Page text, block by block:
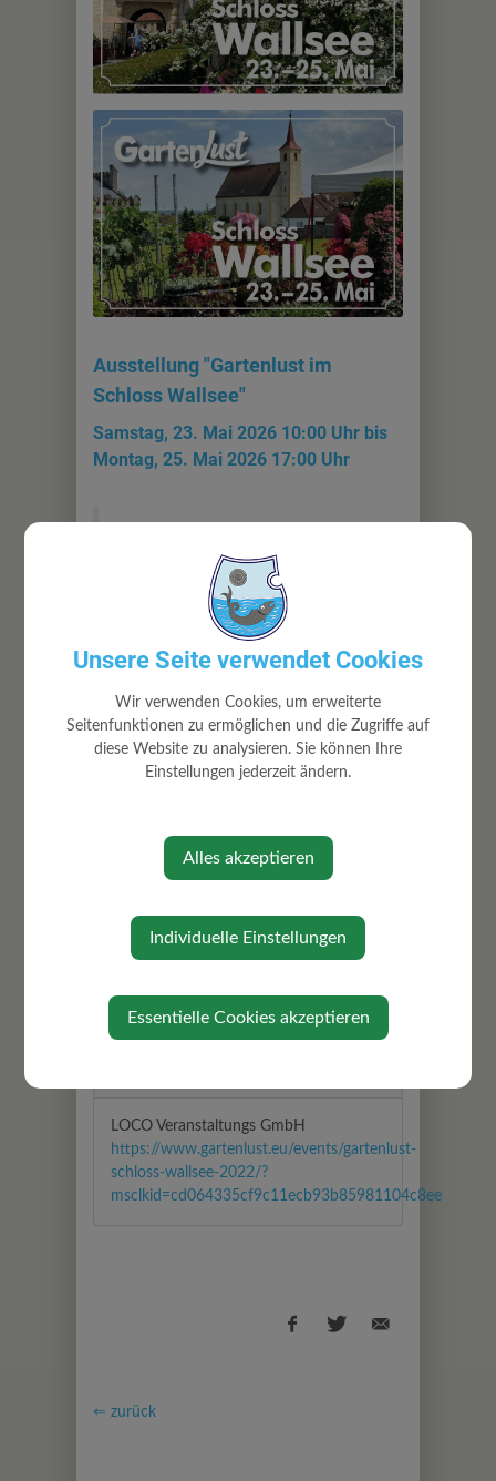
Ausstellung "Gartenlust im
Schloss Wallsee"
Samstag, 23. Mai 2026 10:00 Uhr bis
Montag, 25. Mai 2026 17:00 Uhr
..................
Veranstaltungsort
3313 Wallsee-Sindelburg
geeignet.
LOCO Veranstaltungs GmbH
https://www.gartenlust.eu/events/gartenlust-
schloss-wallsee-2022/?
msclkid=cd064335cf9c11ecb93b85981104c8ee
⇐ zurück
Unsere Seite verwendet Cookies
Wir verwenden Cookies, um erweiterte
Seitenfunktionen zu ermöglichen und die Zugriffe auf
diese Website zu analysieren. Sie können Ihre
Einstellungen jederzeit ändern.
Alles akzeptieren
Individuelle Einstellungen
Essentielle Cookies akzeptieren